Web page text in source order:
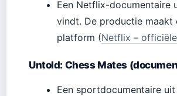
Een Netflix-documentaire
vindt. De productie maakt
platform (Netflix –
Untold: Chess Mates
Een sportdocumentaire